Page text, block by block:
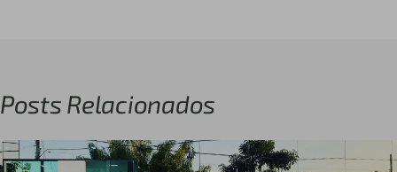
Posts Relacionados